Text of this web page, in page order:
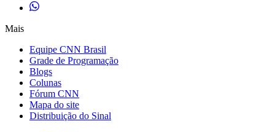
Mais
Equipe CNN Brasil
Grade de Programação
Blogs
Colunas
Fórum CNN
Mapa do site
Distribuição do Sinal